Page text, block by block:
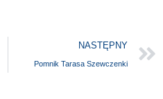
NASTĘPNY
Pomnik Tarasa Szewczenki